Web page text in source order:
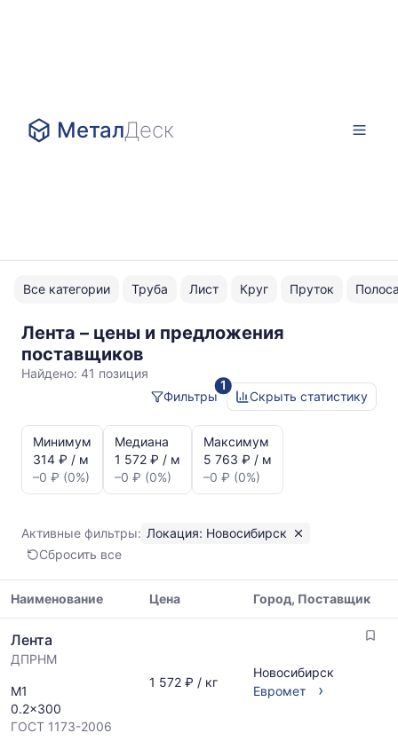
МеталДеск
Все категории Труба Лист Круг Пруток
Лента – цены и предложения
поставщиков
Найдено: 41 позиция
1
Фильтры
Скрыть статистику
динамика
цен:
Лента
Новосибирске
Показаны
минимальная,
медианная
и
по
данным
прайс-
листов
поставщиков
Минимум
314 ₽ / м
–0 ₽ (0%)
Медиана
1 572 ₽ / м
–0 ₽ (0%)
Максимум
5 763 ₽ / м
–0 ₽ (0%)
Активные фильтры: Локация: Новосибирск
Сбросить все
цен
на
указанием
ГОСТ,
Наименование Цена Город, Поставщик
Лента
ДПРНМ
М1
0.2x300
ГОСТ 1173-2006
1 572 ₽ / кг
Новосибирск
Евромет
›